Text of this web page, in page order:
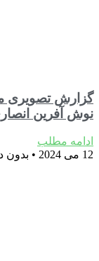
گزارش تصویری
نوش آفرین
ادامه مطلب
12 می 2024
بدون